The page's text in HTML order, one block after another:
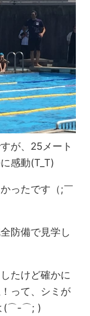
が、25メート
感動(T_T)
ったです（;￣
防備で見学し
たけど確かに
って、シミが
(⌒-⌒; )